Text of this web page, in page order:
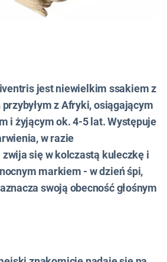
jest niewielkim ssakiem z
z Afryki, osiągającym
i żyjącym ok. 4-5 lat. Występuje
w razie
się w kolczastą kuleczkę i
markiem - w dzień śpi,
swoją obecność głośnym